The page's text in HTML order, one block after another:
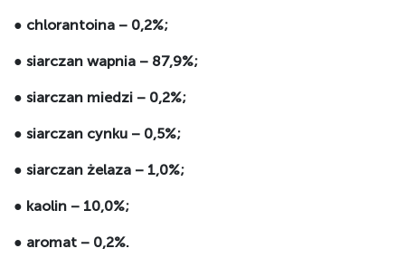
● chlorantoina – 0,2%;
● siarczan wapnia – 87,9%;
● siarczan miedzi – 0,2%;
● siarczan cynku – 0,5%;
● siarczan żelaza – 1,0%;
● kaolin – 10,0%;
● aromat – 0,2%.